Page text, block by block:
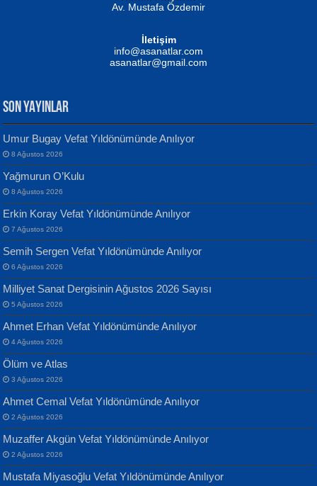
MUSTAFA KELOĞLU
Yarına İz Bırakmak...
ATİLLA ÖZEN
Sultan Olmadan Önce Eyüp...
EKREM KARABABA
Yaralı Şiir...
Yılmaz Ekinci
Geceye Söylenen...
Banu Sancak
Defterimden İçeri...
İsmail Aydos
İnkisar...
Av. Mustafa Özdemir
İletişim
info@asanatlar.com
asanatlar@gmail.com
SON YAYINLAR
Umur Bugay Vefat Yıldönümünde Anılıyor
8 Ağustos 2026
Yağmurun O’Kulu
8 Ağustos 2026
Erkin Koray Vefat Yıldönümünde Anılıyor
7 Ağustos 2026
Semih Sergen Vefat Yıldönümünde Anılıyor
6 Ağustos 2026
Milliyet Sanat Dergisinin Ağustos 2026 Sayısı
5 Ağustos 2026
Ahmet Erhan Vefat Yıldönümünde Anılıyor
4 Ağustos 2026
Ölüm ve Atlas
3 Ağustos 2026
Ahmet Cemal Vefat Yıldönümünde Anılıyor
2 Ağustos 2026
Muzaffer Akgün Vefat Yıldönümünde Anılıyor
2 Ağustos 2026
Mustafa Miyasoğlu Vefat Yıldönümünde Anılıyor